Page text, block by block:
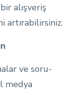
alışveriş
artırabilirsiniz.
ve soru-
medya